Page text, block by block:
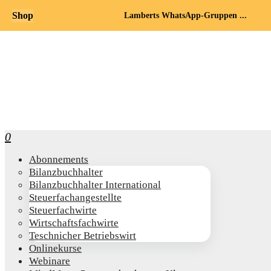
0
Abon­ne­ments
Bilanz­buch­hal­ter
Bilanz­buch­hal­ter International
Steu­er­fach­an­ge­stell­te
Steu­er­fach­wir­te
Wirt­schafts­fach­wir­te
Teschni­cher Betriebswirt
Online­kur­se
Web­i­na­re
Shop Lamberts WhatsApp-Gruppen ...